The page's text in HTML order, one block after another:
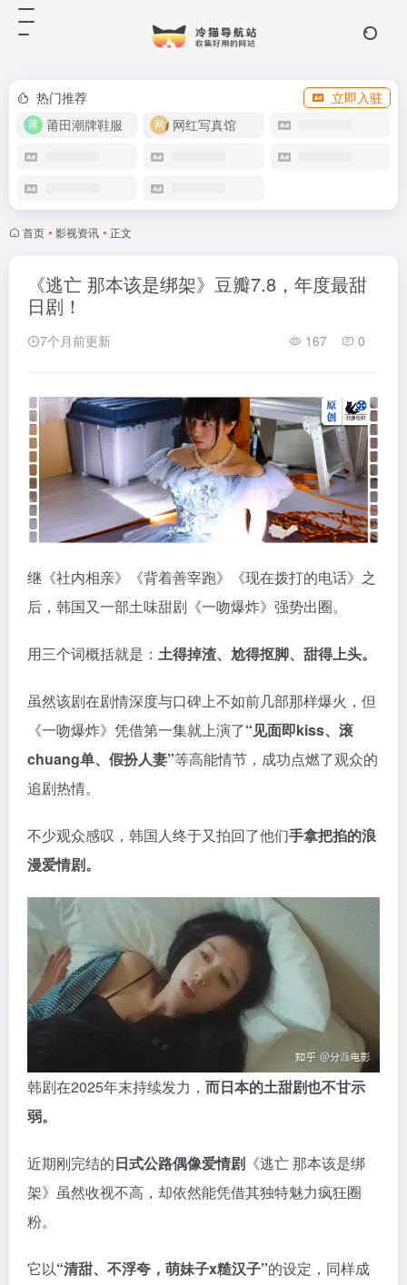
热门推荐
立即入驻
莆田潮牌鞋服
网红写真馆
首页 • 影视资讯 • 正文
《逃亡 那本该是绑架》豆瓣7.8，年度最甜
日剧！
7个月前更新 167 0
继《社内相亲》《背着善宰跑》《现在拨打的电话》之
后，韩国又一部土味甜剧《一吻爆炸》强势出圈。
用三个词概括就是： 土得掉渣、尬得抠脚、甜得上头。
虽然该剧在剧情深度与口碑上不如前几部那样爆火，但
《一吻爆炸》凭借第一集就上演了“见面即kiss、滚
chuang单、假扮人妻”等高能情节，成功点燃了观众的
追剧热情。
不少观众感叹，韩国人终于又拍回了他们手拿把掐的浪
漫爱情剧。
韩剧在2025年末持续发力， 而日本的土甜剧也不甘示
弱。
近期刚完结的日式公路偶像爱情剧 《逃亡 那本该是绑
架》虽然收视不高，却依然能凭借其独特魅力疯狂圈
粉。
它以“清甜、不浮夸，萌妹子x糙汉子”的设定，同样成